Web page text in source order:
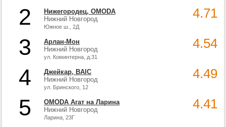
2
Нижегородец, OMODA
Нижний Новгород
Южное ш., 2Д
4.71
3
Арлан-Мон
Нижний Новгород
ул. Коминтерна, д.31
4.54
4
Джейкар, BAIC
Нижний Новгород
ул. Бринского, 12
4.49
5
OMODA Агат на Ларина
Нижний Новгород
Ларина, 23Г
4.41